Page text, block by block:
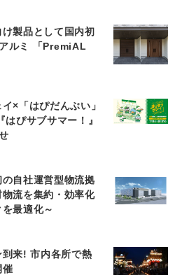
製品として国内初
ルミ 「PremiAL
×「はぴだんぶい」
ぴサブサマー！』
自社運営型物流拠
流を集約・効率化
最適化～
来! 市内各所で熱
催